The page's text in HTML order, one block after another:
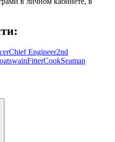
Chief Engineer2nd
FitterCookSeaman